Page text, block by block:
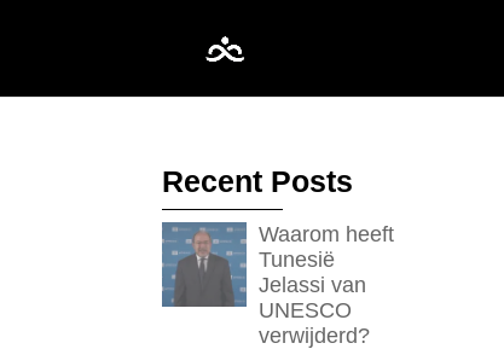
Recent Posts
Waarom heeft
Tunesië
Jelassi van
UNESCO
verwijderd?